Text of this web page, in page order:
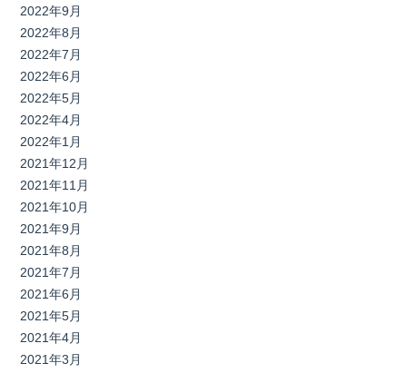
2022年9月
2022年8月
2022年7月
2022年6月
2022年5月
2022年4月
2022年1月
2021年12月
2021年11月
2021年10月
2021年9月
2021年8月
2021年7月
2021年6月
2021年5月
2021年4月
2021年3月